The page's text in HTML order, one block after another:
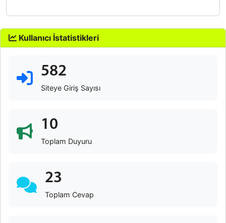
Kullanıcı İstatistikleri
582
Siteye Giriş Sayısı
10
Toplam Duyuru
23
Toplam Cevap